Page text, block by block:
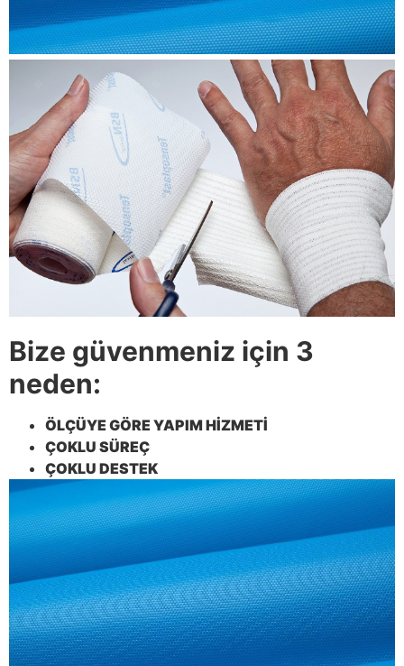
Bize güvenmeniz için 3
neden:
ÖLÇÜYE GÖRE YAPIM HİZMETİ
ÇOKLU SÜREÇ
ÇOKLU DESTEK